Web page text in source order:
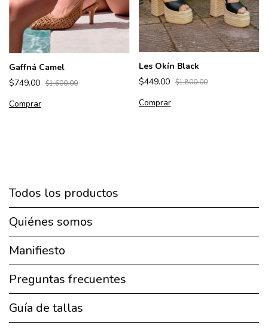
Gaffná Camel
$749.00 $1,600.00
Comprar
Les Okín Black
$449.00 $1,800.00
Comprar
Todos los productos
Quiénes somos
Manifiesto
Preguntas frecuentes
Guía de tallas